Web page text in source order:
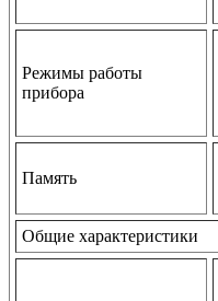
Режимы работы
прибора
Память
Общие характеристики